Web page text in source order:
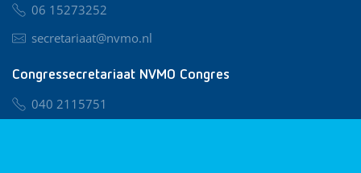
06 15273252
secretariaat@nvmo.nl
Congressecretariaat NVMO Congres
040 2115751